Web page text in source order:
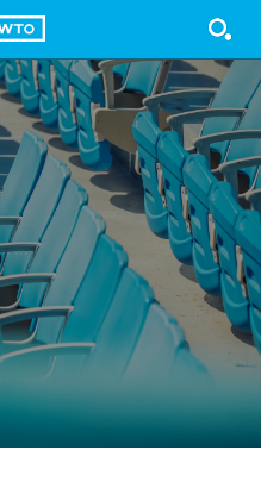
LOGIN SIGN UP
담긴
아
무